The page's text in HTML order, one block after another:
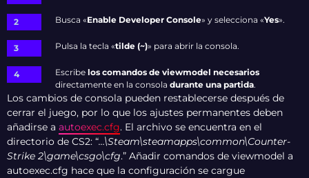
Busca «Enable Developer Console» y selecciona «Yes».
Pulsa la tecla «tilde (~)» para abrir la consola.
Escribe los comandos de viewmodel necesarios
directamente en la consola durante una partida.
Los cambios de consola pueden restablecerse después de
cerrar el juego, por lo que los ajustes permanentes deben
añadirse a autoexec.cfg. El archivo se encuentra en el
directorio de CS2: “…\Steam\steamapps\common\Counter-
Strike 2\game\csgo\cfg.” Añadir comandos de viewmodel a
autoexec.cfg hace que la configuración se cargue